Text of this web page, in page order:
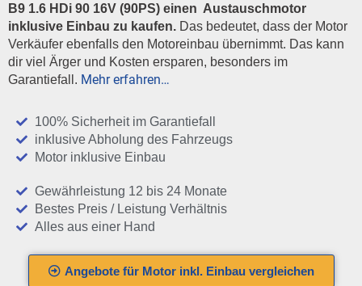
B9 1.6 HDi 90 16V (90PS) einen Austauschmotor
inklusive Einbau zu kaufen. Das bedeutet, dass der Motor
Verkäufer ebenfalls den Motoreinbau übernimmt. Das kann
dir viel Ärger und Kosten ersparen, besonders im
Garantiefall. Mehr erfahren…
100% Sicherheit im Garantiefall
inklusive Abholung des Fahrzeugs
Motor inklusive Einbau
Gewährleistung 12 bis 24 Monate
Bestes Preis / Leistung Verhältnis
Alles aus einer Hand
Angebote für Motor inkl. Einbau vergleichen